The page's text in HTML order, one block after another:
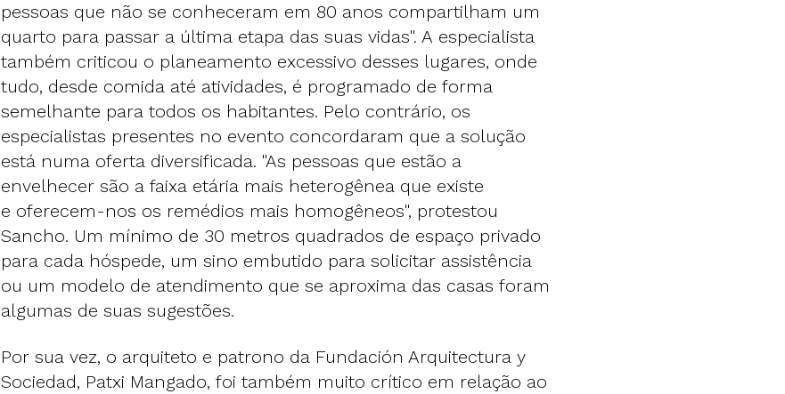
pessoas que não se conheceram em 80 anos compartilham um
quarto para passar a última etapa das suas vidas". A especialista
também criticou o planeamento excessivo desses lugares, onde
tudo, desde comida até atividades, é programado de forma
semelhante para todos os habitantes. Pelo contrário, os
especialistas presentes no evento concordaram que a solução
está numa oferta diversificada. "As pessoas que estão a
envelhecer são a faixa etária mais heterogênea que existe
e oferecem-nos os remédios mais homogêneos", protestou
Sancho. Um mínimo de 30 metros quadrados de espaço privado
para cada hóspede, um sino embutido para solicitar assistência
ou um modelo de atendimento que se aproxima das casas foram
algumas de suas sugestões.
Por sua vez, o arquiteto e patrono da Fundación Arquitectura y
Sociedad, Patxi Mangado, foi também muito crítico em relação ao